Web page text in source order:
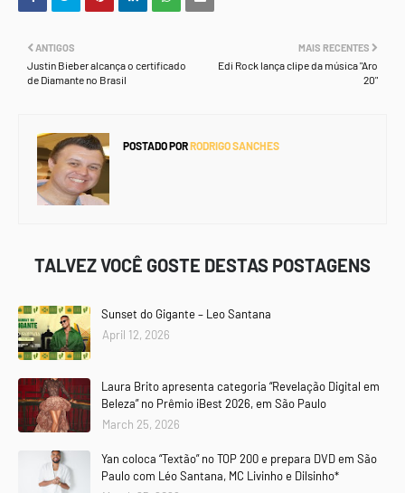
MAIS RECENTES
Edi Rock lança clipe da música "Aro
20"
ANTIGOS
Justin Bieber alcança o certificado
de Diamante no Brasil
POSTADO PORRODRIGO SANCHES
TALVEZ VOCÊ GOSTE DESTAS POSTAGENS
Sunset do Gigante – Leo Santana
April 12, 2026
Laura Brito apresenta categoria “Revelação Digital em
Beleza” no Prêmio iBest 2026, em São Paulo
March 25, 2026
Yan coloca “Textão” no TOP 200 e prepara DVD em São
Paulo com Léo Santana, MC Livinho e Dilsinho*